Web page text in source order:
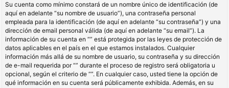
Su cuenta como mínimo constará de un nombre único de identificación (de
aquí en adelante “su nombre de usuario”), una contraseña personal
empleada para la identificación (de aquí en adelante “su contraseña”) y una
dirección de email personal válida (de aquí en adelante “su email”). La
información de su cuenta en “” está protegida por las leyes de protección de
datos aplicables en el país en el que estamos instalados. Cualquier
información más allá de su nombre de usuario, su contraseña y su dirección
de e-mail requerida por “” durante el proceso de registro será obligatoria u
opcional, según el criterio de “”. En cualquier caso, usted tiene la opción de
qué información en su cuenta será públicamente exhibida. Además, en su